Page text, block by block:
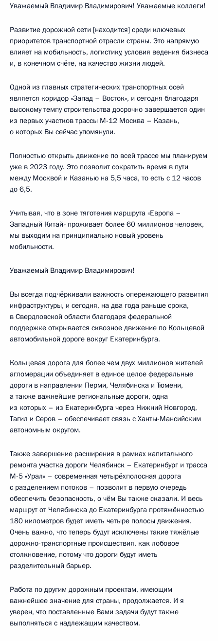
Уважаемый Владимир Владимирович! Уважаемые коллеги!
Развитие дорожной сети [находится] среди ключевых
приоритетов транспортной отрасли страны. Это напрямую
влияет на мобильность, логистику, условия ведения бизнеса
и, в конечном счёте, на качество жизни людей.
Одной из главных стратегических транспортных осей
является коридор «Запад – Восток», и сегодня благодаря
высокому темпу строительства досрочно завершается один
из первых участков трассы М-12 Москва – Казань,
о которых Вы сейчас упомянули.
Полностью открыть движение по всей трассе мы планируем
уже в 2023 году. Это позволит сократить время в пути
между Москвой и Казанью на 5,5 часа, то есть с 12 часов
до 6,5.
Учитывая, что в зоне тяготения маршрута «Европа –
Западный Китай» проживает более 60 миллионов человек,
мы выходим на принципиально новый уровень
мобильности.
Уважаемый Владимир Владимирович!
Вы всегда подчёркивали важность опережающего развития
инфраструктуры, и сегодня, на два года раньше срока,
в Свердловской области благодаря федеральной
поддержке открывается сквозное движение по Кольцевой
автомобильной дороге вокруг Екатеринбурга.
Кольцевая дорога для более чем двух миллионов жителей
агломерации объединяет в единое целое федеральные
дороги в направлении Перми, Челябинска и Тюмени,
а также важнейшие региональные дороги, одна
из которых – из Екатеринбурга через Нижний Новгород,
Тагил и Серов – обеспечивает связь с Ханты-Мансийским
автономным округом.
Также завершение расширения в рамках капитального
ремонта участка дороги Челябинск – Екатеринбург и трасса
М-5 «Урал» – современная четырёхполосная дорога
с разделением потоков – позволит в первую очередь
обеспечить безопасность, о чём Вы также сказали. И весь
маршрут от Челябинска до Екатеринбурга протяжённостью
180 километров будет иметь четыре полосы движения.
Очень важно, что теперь будут исключены такие тяжёлые
дорожно-транспортные происшествия, как лобовое
столкновение, потому что дороги будут иметь
разделительный барьер.
Работа по другим дорожным проектам, имеющим
важнейшее значение для страны, продолжается. И я
уверен, что поставленные Вами задачи будут также
выполняться с надлежащим качеством.